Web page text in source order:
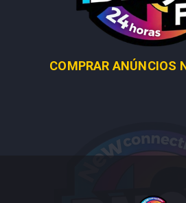
COMPRAR ANÚNCIOS